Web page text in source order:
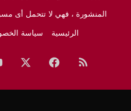
المنشورة ، فهي لا تتحمل أى
الرئيسية
سياسة
ملخص
الموقع
فيسبوك